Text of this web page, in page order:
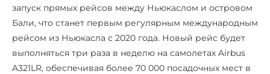
запуск прямых рейсов между Ньюкаслом и островом
Бали, что станет первым регулярным международным
рейсом из Ньюкасла с 2020 года. Новый рейс будет
выполняться три раза в неделю на самолетах Airbus
A321LR, обеспечивая более 70 000 посадочных мест в